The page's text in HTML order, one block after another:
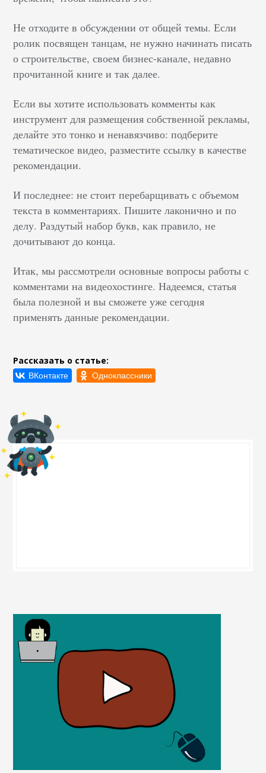
Не отходите в обсуждении от общей темы. Если
ролик посвящен танцам, не нужно начинать писать
о строительстве, своем бизнес-канале, недавно
прочитанной книге и так далее.
Если вы хотите использовать комменты как
инструмент для размещения собственной рекламы,
делайте это тонко и ненавязчиво: подберите
тематическое видео, разместите ссылку в качестве
рекомендации.
И последнее: не стоит перебарщивать с объемом
текста в комментариях. Пишите лаконично и по
делу. Раздутый набор букв, как правило, не
дочитывают до конца.
Итак, мы рассмотрели основные вопросы работы с
комментами на видеохостинге. Надеемся, статья
была полезной и вы сможете уже сегодня
применять данные рекомендации.
Рассказать о статье: